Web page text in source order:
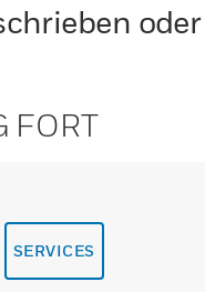
FORT
SERVICES